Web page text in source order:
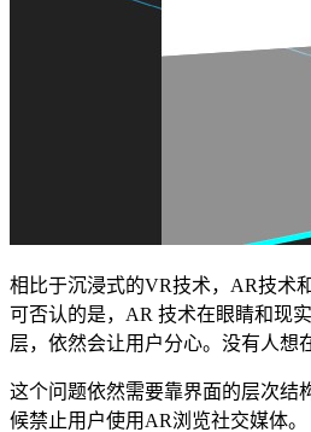
相比于沉浸式的VR技术，AR技术
可否认的是，AR 技术在眼睛和现
层，依然会让用户分心。没有人想
这个问题依然需要靠界面的层次结
候禁止用户使用AR浏览社交媒体。